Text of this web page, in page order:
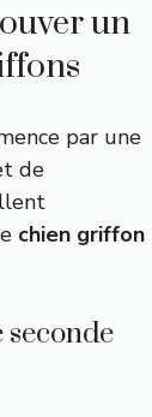
un
par une
de
chien griffon